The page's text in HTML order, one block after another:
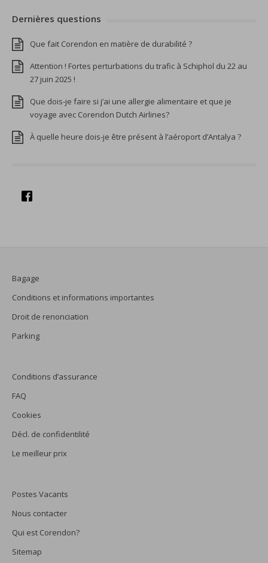
Dernières questions
Que fait Corendon en matière de durabilité ?
Attention ! Fortes perturbations du trafic à Schiphol du 22 au
27 juin 2025 !
Que dois-je faire si j’ai une allergie alimentaire et que je
voyage avec Corendon Dutch Airlines?
À quelle heure dois-je être présent à l’aéroport d’Antalya ?
Bagage
Conditions et informations importantes
Droit de renonciation
Parking
Conditions d’assurance
FAQ
Cookies
Décl. de confidentilité
Le meilleur prix
Postes Vacants
Nous contacter
Qui est Corendon?
Sitemap